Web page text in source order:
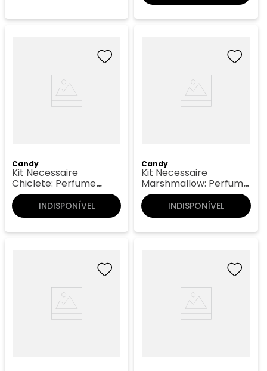
Candy
Kit Necessaire
Chiclete: Perfume
55ml + Hidratante
200g INDISPONÍVEL
Candy
Kit Necessaire
Marshmallow: Perfume
55ml + Creminho 60g
+ Perfume de bolso
INDISPONÍVEL